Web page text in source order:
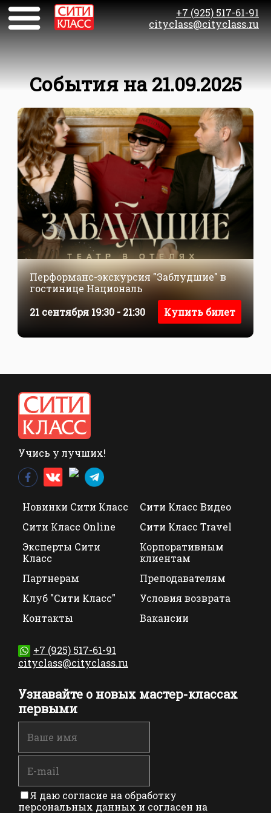
+7 (925) 517-61-91
cityclass@cityclass.ru
События на 21.09.2025
Перформанс-экскурсия "Заблудшие" в
гостинице Националь
21 сентября 19:30 - 21:30
Купить билет
Учись у лучших!
Новинки Сити Класс
Сити Класс Видео
Сити Класс Online
Сити Класс Travel
Эксперты Сити
Класс
Корпоративным
клиентам
Партнерам
Преподавателям
Клуб "Сити Класс"
Условия возврата
Контакты
Вакансии
+7 (925) 517-61-91
cityclass@cityclass.ru
Узнавайте о новых мастер-классах
первыми
Я даю согласие на обработку
персональных данных и согласен на